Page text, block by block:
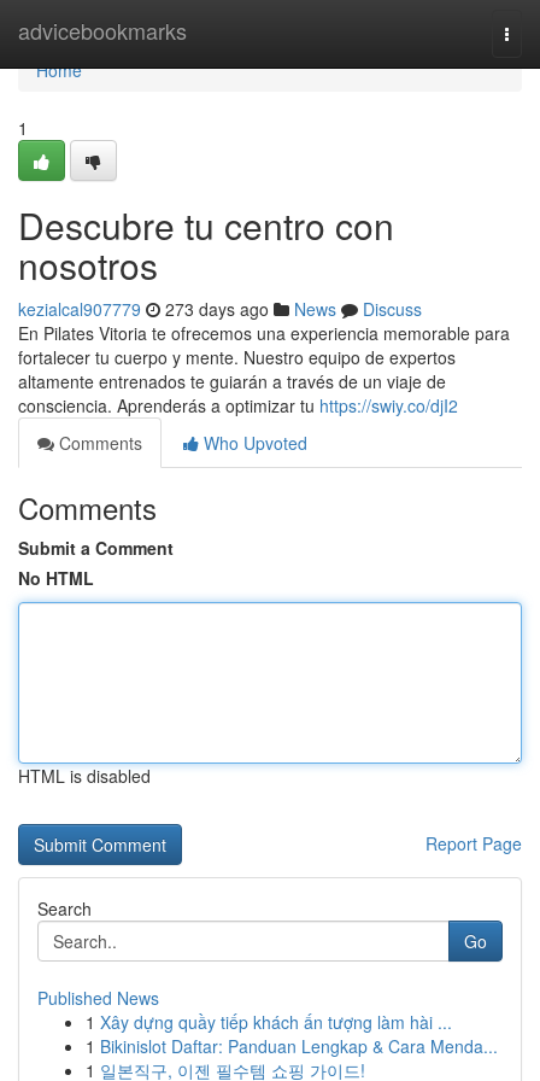
advicebookmarks
Home
Home
1
Descubre tu centro con
nosotros
kezialcal907779 273 days ago News
Discuss
En Pilates Vitoria te ofrecemos una experiencia memorable para
fortalecer tu cuerpo y mente. Nuestro equipo de expertos
altamente entrenados te guiarán a través de un viaje de
consciencia. Aprenderás a optimizar tu https://swiy.co/djI2
Comments
Who Upvoted
Comments
Submit a Comment
No HTML
HTML is disabled
Report Page
Search
Go
Published News
1 Xây dựng quầy tiếp khách ấn tượng làm hài ...
1 Bikinislot Daftar: Panduan Lengkap & Cara Menda...
1 일본직구, 이젠 필수템 쇼핑 가이드!